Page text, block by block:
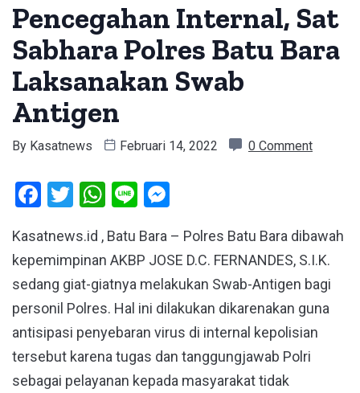
Pencegahan Internal, Sat
Sabhara Polres Batu Bara
Laksanakan Swab
Antigen
By Kasatnews Februari 14, 2022 0 Comment
Facebook
Twitter
WhatsApp
Line
Kasatnews.id , Batu Bara – Polres Batu Bara dibawah
kepemimpinan AKBP JOSE D.C. FERNANDES, S.I.K.
sedang giat-giatnya melakukan Swab-Antigen bagi
personil Polres. Hal ini dilakukan dikarenakan guna
antisipasi penyebaran virus di internal kepolisian
tersebut karena tugas dan tanggungjawab Polri
sebagai pelayanan kepada masyarakat tidak